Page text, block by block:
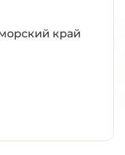
край